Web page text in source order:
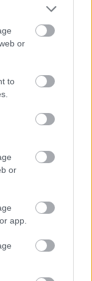
or
to
or
app.